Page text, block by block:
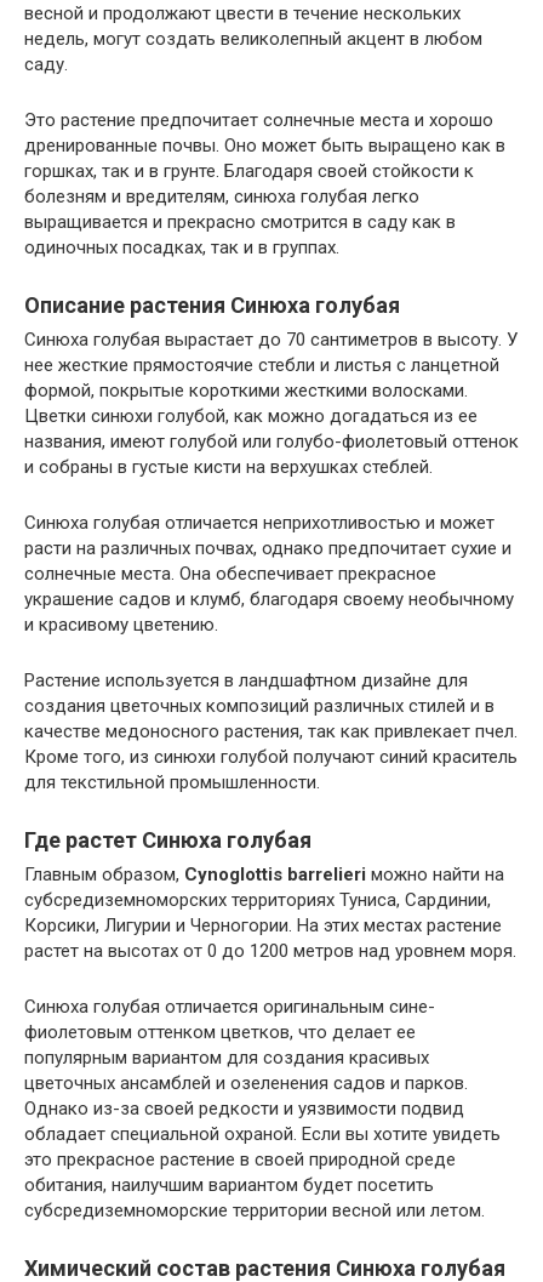
весной и продолжают цвести в течение нескольких
недель, могут создать великолепный акцент в любом
саду.
Это растение предпочитает солнечные места и хорошо
дренированные почвы. Оно может быть выращено как в
горшках, так и в грунте. Благодаря своей стойкости к
болезням и вредителям, синюха голубая легко
выращивается и прекрасно смотрится в саду как в
одиночных посадках, так и в группах.
Описание растения Синюха голубая
Синюха голубая вырастает до 70 сантиметров в высоту. У
нее жесткие прямостоячие стебли и листья с ланцетной
формой, покрытые короткими жесткими волосками.
Цветки синюхи голубой, как можно догадаться из ее
названия, имеют голубой или голубо-фиолетовый оттенок
и собраны в густые кисти на верхушках стеблей.
Синюха голубая отличается неприхотливостью и может
расти на различных почвах, однако предпочитает сухие и
солнечные места. Она обеспечивает прекрасное
украшение садов и клумб, благодаря своему необычному
и красивому цветению.
Растение используется в ландшафтном дизайне для
создания цветочных композиций различных стилей и в
качестве медоносного растения, так как привлекает пчел.
Кроме того, из синюхи голубой получают синий краситель
для текстильной промышленности.
Где растет Синюха голубая
Главным образом, Cynoglottis barrelieri можно найти на
субсредиземноморских территориях Туниса, Сардинии,
Корсики, Лигурии и Черногории. На этих местах растение
растет на высотах от 0 до 1200 метров над уровнем моря.
Синюха голубая отличается оригинальным сине-
фиолетовым оттенком цветков, что делает ее
популярным вариантом для создания красивых
цветочных ансамблей и озеленения садов и парков.
Однако из-за своей редкости и уязвимости подвид
обладает специальной охраной. Если вы хотите увидеть
это прекрасное растение в своей природной среде
обитания, наилучшим вариантом будет посетить
субсредиземноморские территории весной или летом.
Химический состав растения Синюха голубая